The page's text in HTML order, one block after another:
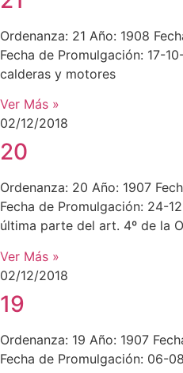
Ordenanza: 21 Año: 1908
Fecha de Promulgación: 17-
calderas y motores
Ver Más »
02/12/2018
20
Ordenanza: 20 Año: 1907
Fecha de Promulgación: 24-
última parte del art. 4º de la
Ver Más »
02/12/2018
19
Ordenanza: 19 Año: 1907
Fecha de Promulgación: 06-